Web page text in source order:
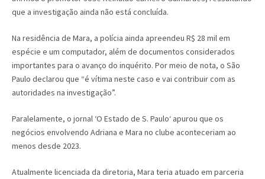
que a investigação ainda não está concluída.
Na residência de Mara, a polícia ainda apreendeu R$ 28 mil em
espécie e um computador, além de documentos considerados
importantes para o avanço do inquérito. Por meio de nota, o São
Paulo declarou que “é vítima neste caso e vai contribuir com as
autoridades na investigação”.
Paralelamente, o jornal ‘O Estado de S. Paulo‘ apurou que os
negócios envolvendo Adriana e Mara no clube aconteceriam ao
menos desde 2023.
Atualmente licenciada da diretoria, Mara teria atuado em parceria